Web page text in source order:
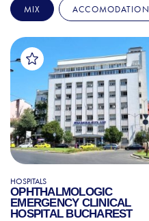
MIX ACCOMODATION
HOSPITALS
OPHTHALMOLOGIC
EMERGENCY CLINICAL
HOSPITAL BUCHAREST